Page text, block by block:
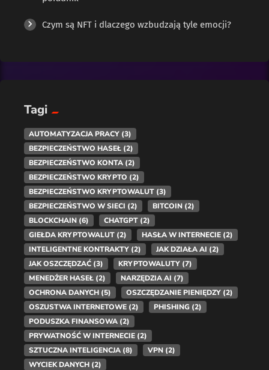
Czym są NFT i dlaczego wzbudzają tyle emocji?
Tagi
AUTOMATYZACJA PRACY (3)
BEZPIECZEŃSTWO HASEŁ (2)
BEZPIECZEŃSTWO KONTA (2)
BEZPIECZEŃSTWO KRYPTO (2)
BEZPIECZEŃSTWO KRYPTOWALUT (3)
BEZPIECZEŃSTWO W SIECI (2) BITCOIN (2)
BLOCKCHAIN (6) CHATGPT (2)
GIEŁDA KRYPTOWALUT (2) HASŁA W INTERNECIE (2)
INTELIGENTNE KONTRAKTY (2) JAK DZIAŁA AI (2)
JAK OSZCZĘDZAĆ (3) KRYPTOWALUTY (7)
MENEDŻER HASEŁ (2) NARZĘDZIA AI (7)
OCHRONA DANYCH (5) OSZCZĘDZANIE PIENIĘDZY (2)
OSZUSTWA INTERNETOWE (2) PHISHING (2)
PODUSZKA FINANSOWA (2)
PRYWATNOŚĆ W INTERNECIE (2)
SZTUCZNA INTELIGENCJA (8) VPN (2)
WYCIEK DANYCH (2)